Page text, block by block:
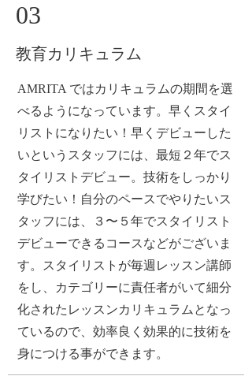
03
教育カリキュラム
AMRITA ではカリキュラムの期間を選
べるようになっています。早くスタイ
リストになりたい！早くデビューした
いというスタッフには、最短２年でス
タイリストデビュー。技術をしっかり
学びたい！自分のペースでやりたいス
タッフには、３〜５年でスタイリスト
デビューできるコースなどがございま
す。スタイリストが毎週レッスン講師
をし、カテゴリーに責任者がいて細分
化されたレッスンカリキュラムとなっ
ているので、効率良く効果的に技術を
身につける事ができます。